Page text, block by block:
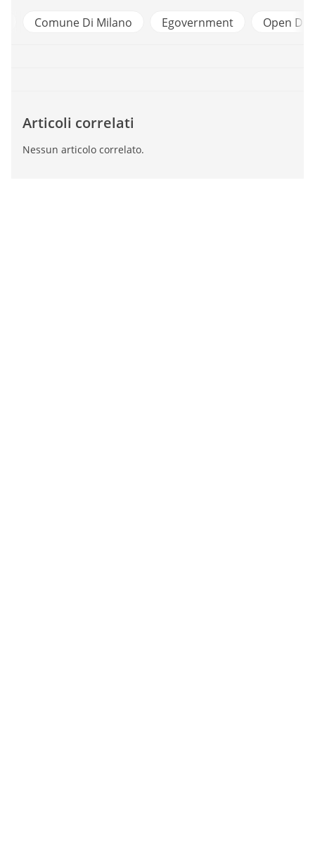
Comune Di Milano Egovernment Open
Articoli correlati
Nessun articolo correlato.